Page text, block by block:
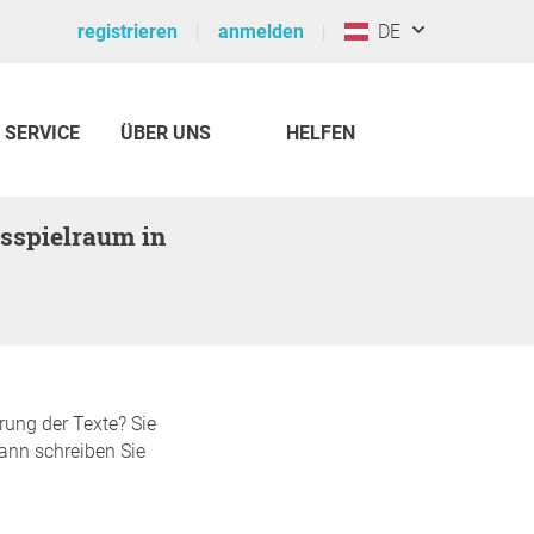
registrieren anmelden DE
SERVICE ÜBER UNS HELFEN
der Texte? Sie
schreiben Sie